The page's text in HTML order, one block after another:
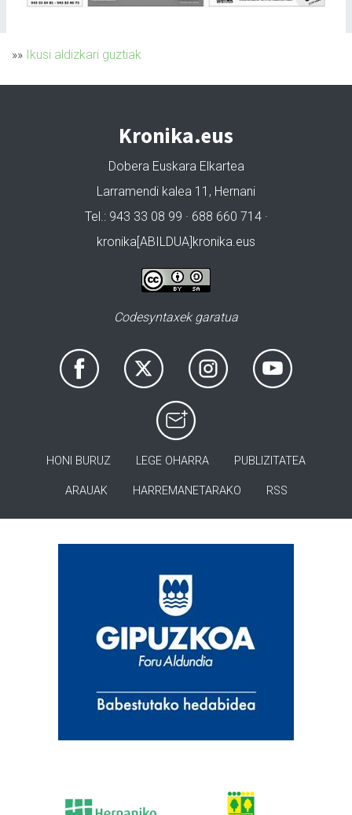
»» Ikusi aldizkari guztiak
Kronika.eus
Dobera Euskara Elkartea
Larramendi kalea 11, Hernani
Tel.: 943 33 08 99 · 688 660 714 ·
kronika[ABILDUA]kronika.eus
Codesyntaxek garatua
HONI BURUZ LEGE OHARRA PUBLIZITATEA
ARAUAK HARREMANETARAKO RSS